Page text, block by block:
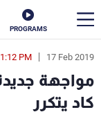
PROGRAMS
17 Feb 2019
PM
مواجهة
كاد يتكرر
en
الأخبار